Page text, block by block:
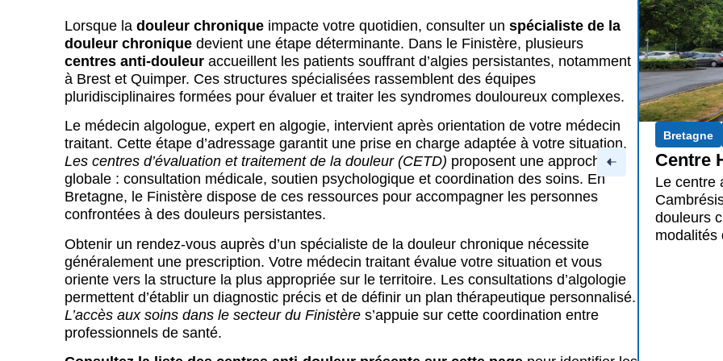
Lorsque la douleur chronique impacte votre quotidien, consulter un spécialiste de la
douleur chronique devient une étape déterminante. Dans le Finistère, plusieurs
centres anti-douleur accueillent les patients souffrant d’algies persistantes, notamment
à Brest et Quimper. Ces structures spécialisées rassemblent des équipes
pluridisciplinaires formées pour évaluer et traiter les syndromes douloureux complexes.
Le médecin algologue, expert en algogie, intervient après orientation de votre médecin
traitant. Cette étape d’adressage garantit une prise en charge adaptée à votre situation.
Les centres d’évaluation et traitement de la douleur (CETD) proposent une approche
globale : consultation médicale, soutien psychologique et coordination des soins. En
Bretagne, le Finistère dispose de ces ressources pour accompagner les personnes
confrontées à des douleurs persistantes.
Obtenir un rendez-vous auprès d’un spécialiste de la douleur chronique nécessite
généralement une prescription. Votre médecin traitant évalue votre situation et vous
oriente vers la structure la plus appropriée sur le territoire. Les consultations d’algologie
permettent d’établir un diagnostic précis et de définir un plan thérapeutique personnalisé.
L’accès aux soins dans le secteur du Finistère s’appuie sur cette coordination entre
professionnels de santé.
Bretagne Douarnenez Finistère
Centre Hospitalier du Cateau-Cambrésis
Le centre anti-douleur de l’Hôpital de Le Cateau-
Cambrésis accompagne les patients souffrant de
douleurs chroniques. Accédez aux coordonnées et
modalités de consultation.
Bretagne
Centre